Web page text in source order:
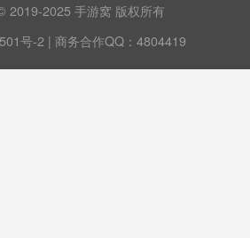
2019-2025 手游窝 版权所有
号-2 | 商务合作QQ：4804419